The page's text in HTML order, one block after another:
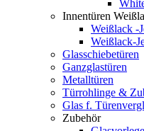
Innentüren
Weißlack -
Weißlack-
Glasschiebetüren
Ganzglastüren
Metalltüren
Türrohlinge &
Glas f.
Zubehör